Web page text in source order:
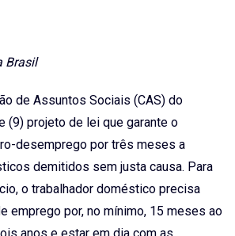
Brasil
de Assuntos Sociais (CAS) do
(9) projeto de lei que garante o
desemprego por três meses a
demitidos sem justa causa. Para
o trabalhador doméstico precisa
emprego por, no mínimo, 15 meses ao